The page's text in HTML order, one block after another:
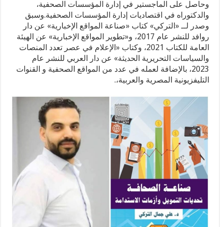
وحاصل على الماجستير في إدارة المؤسسات الصحفية،
والدكتوراه في اقتصاديات إدارة المؤسسات الصحفية.وسبق
وصدر لــ «التركي» كتاب «صناعة المواقع الإخبارية» عن دار
روافد للنشر عام 2017، و«تطوير المواقع الإخبارية» عن الهيئة
العامة للكتاب 2021، وكتاب «الإعلام في عصر تعدد المنصات
والسياسات التحريرية الحديثة» عن دار العربي للنشر عام
2023، بالإضافة لعمله في عدد من المواقع الصحفية و القنوات
التليفزيونية المصرية والعربية،.